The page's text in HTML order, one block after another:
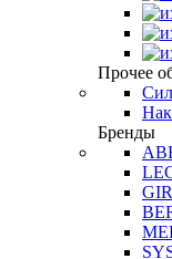
Прочее
Бренды